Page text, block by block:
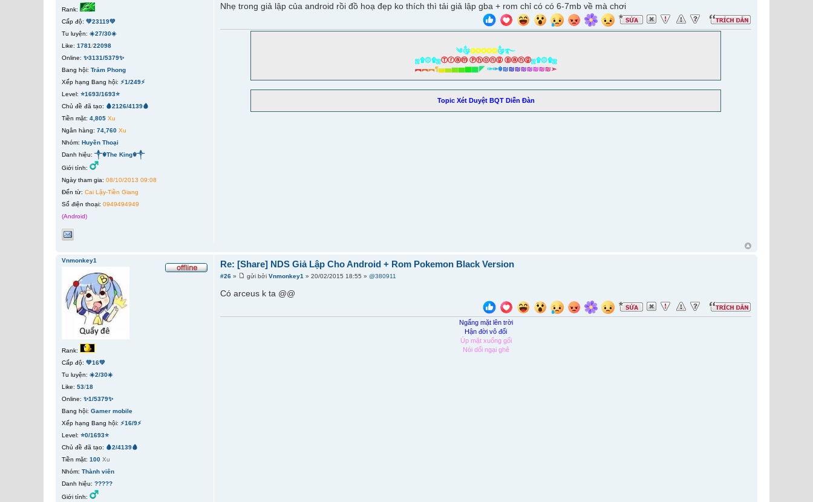
Nhẹ trong giả lập của android rồi đồ hoạ đẹp ko thích thì tải giả lập gba + rom chỉ có có 6-7mb về mà chơi
༄༂✪✪✪✪✪༂࿐
ஜ۩۞۩ஜⓉⓡⓐⓜ Ⓟⓗⓞⓝⓖ Ⓑⓐⓝⓖஜ۩۞۩ஜ
︻︻︻¶▅▅▆▆▇▇◤ ✑✑☬₪₪₪₪₪₪₪₪➣
Topic Xét Duyệt BQT Diễn Đàn
Rank:
Cấp độ: 💚23119💚
Tu luyện: ☀️27/30☀️
Like: 1781/22098
Online: ✨3131/5379✨
Bang hội: Trảm Phong
Xếp hạng Bang hội: ⚡1/249⚡
Level: ⭐1693/1693⭐
Chủ đề đã tạo: 🩸2126/4139🩸
Tiền mặt: 4,805 Xu
Ngân hàng: 74,760 Xu
Nhóm: Huyền Thoại
Danh hiệu: ༒☬The King☬༒
Giới tính:
Ngày tham gia: 08/10/2013 09:08
Đến từ: Cai Lậy-Tiền Giang
Số điện thoại: 0949494949
(Android)
Re: [Share] NDS Giả Lập Cho Android + Rom Pokemon Black Version
#26 » gửi bởiVnmonkey1 » 20/02/2015 18:55 »@380911
Có arceus k ta @@
Ngẩng mặt lên trời
Hận đời vô đối
Úp mặt xuống gối
Nói dối ngại ghê
Vnmonkey1
Rank:
Cấp độ: 💚16💚
Tu luyện: ☀️2/30☀️
Like: 53/18
Online: ✨1/5379✨
Bang hội: Gamer mobile
Xếp hạng Bang hội: ⚡16/9⚡
Level: ⭐0/1693⭐
Chủ đề đã tạo: 🩸2/4139🩸
Tiền mặt: 100 Xu
Nhóm: Thành viên
Danh hiệu: ?????
Giới tính: